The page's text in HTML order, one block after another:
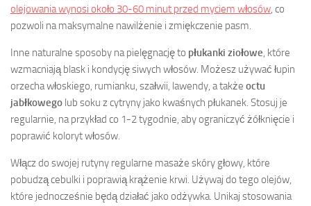
olejowania wynosi około 30-60 minut przed myciem włosów, co
pozwoli na maksymalne nawilżenie i zmiękczenie pasm.
Inne naturalne sposoby na pielęgnację to płukanki ziołowe, które
wzmacniają blask i kondycję siwych włosów. Możesz używać łupin
orzecha włoskiego, rumianku, szałwii, lawendy, a także octu
jabłkowego lub soku z cytryny jako kwaśnych płukanek. Stosuj je
regularnie, na przykład co 1-2 tygodnie, aby ograniczyć żółknięcie i
poprawić koloryt włosów.
Włącz do swojej rutyny regularne masaże skóry głowy, które
pobudzą cebulki i poprawią krążenie krwi. Używaj do tego olejów,
które jednocześnie będą działać jako odżywka. Unikaj stosowania